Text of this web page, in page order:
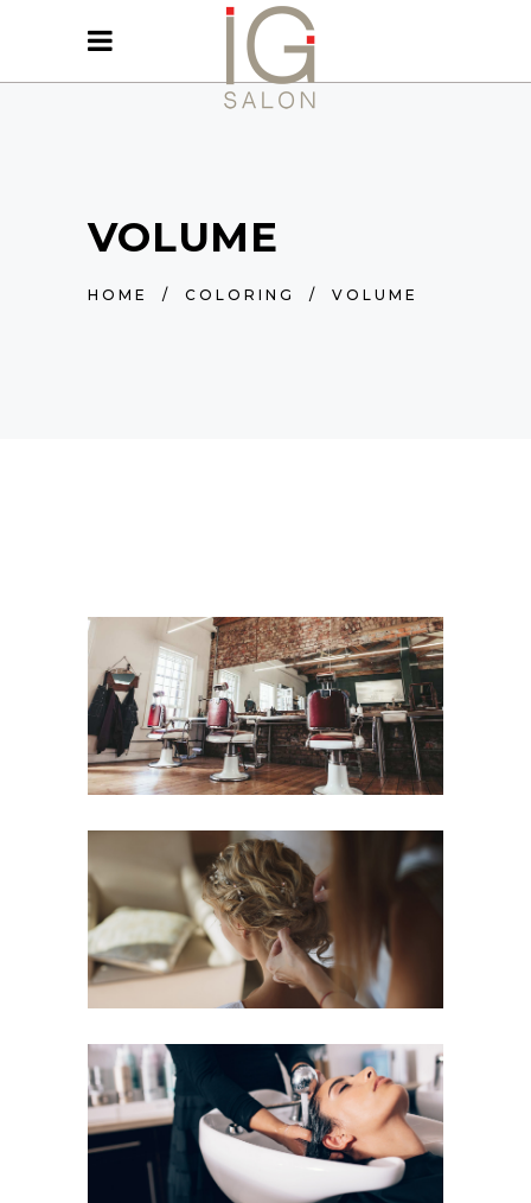
VOLUME
HOME / COLORING / VOLUME